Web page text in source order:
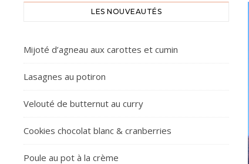
LES NOUVEAUTÉS
Mijoté d’agneau aux carottes et cumin
Lasagnes au potiron
Velouté de butternut au curry
Cookies chocolat blanc & cranberries
Poule au pot à la crème